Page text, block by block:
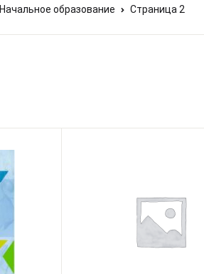
Начальное образование Страница 2